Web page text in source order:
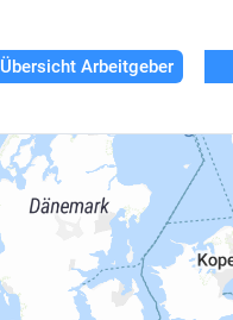
Übersicht Arbeitgeber